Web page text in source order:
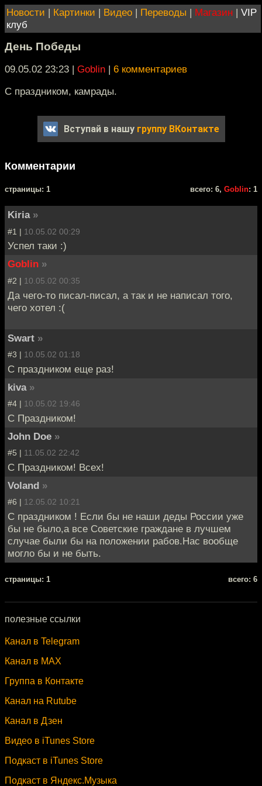
Новости | Картинки | Видео | Переводы | Магазин | VIP
клуб
День Победы
09.05.02 23:23 | Goblin | 6 комментариев
С праздником, камрады.
Вступай в нашу группу ВКонтакте
Комментарии
cтраницы: 1 всего: 6, Goblin: 1
Kiria »
#1 | 10.05.02 00:29
Успел таки :)
Goblin »
#2 | 10.05.02 00:35
Да чего-то писал-писал, а так и не написал того,
чего хотел :(
Swart »
#3 | 10.05.02 01:18
С праздником еще раз!
kiva »
#4 | 10.05.02 19:46
С Праздником!
John Doe »
#5 | 11.05.02 22:42
С Праздником! Всех!
Voland »
#6 | 12.05.02 10:21
C праздником ! Если бы не наши деды России уже
бы не было,а все Советские граждане в лучшем
случае были бы на положении рабов.Нас вообще
могло бы и не быть.
cтраницы: 1 всего: 6
полезные ссылки
Канал в Telegram
Канал в MAX
Группа в Контакте
Канал на Rutube
Канал в Дзен
Видео в iTunes Store
Подкаст в iTunes Store
Подкаст в Яндекс.Музыка